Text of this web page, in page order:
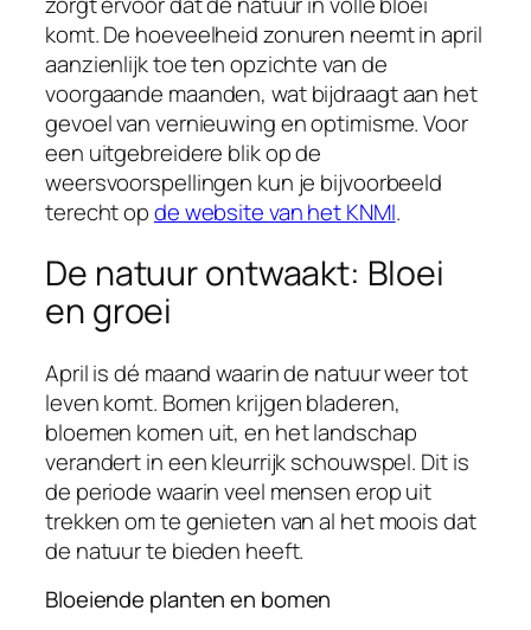
komt. De hoeveelheid zonuren neemt in april
aanzienlijk toe ten opzichte van de
voorgaande maanden, wat bijdraagt aan het
gevoel van vernieuwing en optimisme. Voor
een uitgebreidere blik op de
weersvoorspellingen kun je bijvoorbeeld
terecht opde website van het KNMI.
De natuur ontwaakt: Bloei
en groei
April is dé maand waarin de natuur weer tot
leven komt. Bomen krijgen bladeren,
bloemen komen uit, en het landschap
verandert in een kleurrijk schouwspel. Dit is
de periode waarin veel mensen erop uit
trekken om te genieten van al het moois dat
de natuur te bieden heeft.
Bloeiende planten en bomen